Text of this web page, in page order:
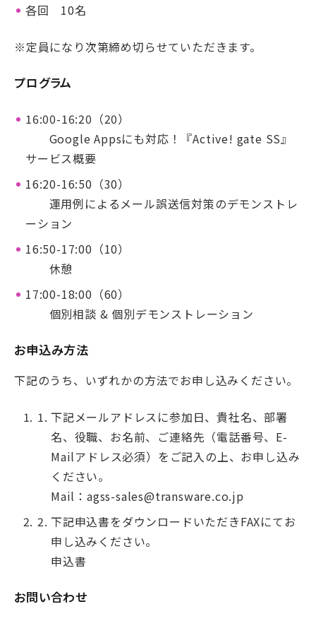
各回 10名
※定員になり次第締め切らせていただきます。
プログラム
16:00-16:20（20）
Google Appsにも対応！『Active! gate SS』
サービス概要
16:20-16:50（30）
運用例によるメール誤送信対策のデモンストレ
ーション
16:50-17:00（10）
休憩
17:00-18:00（60）
個別相談 & 個別デモンストレーション
お申込み方法
下記のうち、いずれかの方法でお申し込みください。
下記メールアドレスに参加日、貴社名、部署
名、役職、お名前、ご連絡先（電話番号、E-
Mailアドレス必須）をご記入の上、お申し込み
ください。
Mail：agss-sales@transware.co.jp
下記申込書をダウンロードいただきFAXにてお
申し込みください。
申込書
お問い合わせ